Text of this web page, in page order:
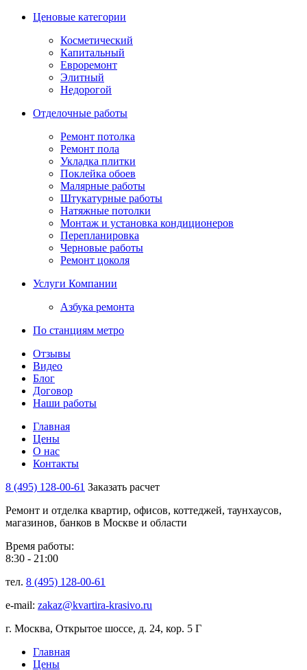
Ценовые категории
Косметический
Капитальный
Евроремонт
Элитный
Недорогой
Отделочные работы
Ремонт потолка
Ремонт пола
Укладка плитки
Поклейка обоев
Малярные работы
Штукатурные работы
Натяжные потолки
Монтаж и установка кондиционеров
Перепланировка
Черновые работы
Ремонт цоколя
Услуги Компании
Азбука ремонта
По станциям метро
Отзывы
Видео
Блог
Договор
Наши работы
Главная
Цены
О нас
Контакты
8 (495) 128-00-61 Заказать расчет
Ремонт и отделка квартир, офисов, коттеджей, таунхаусов,
магазинов, банков в Москве и области
Время работы:
8:30 - 21:00
тел. 8 (495) 128-00-61
e-mail: zakaz@kvartira-krasivo.ru
г. Москва, Открытое шоссе, д. 24, кор. 5 Г
Главная
Цены